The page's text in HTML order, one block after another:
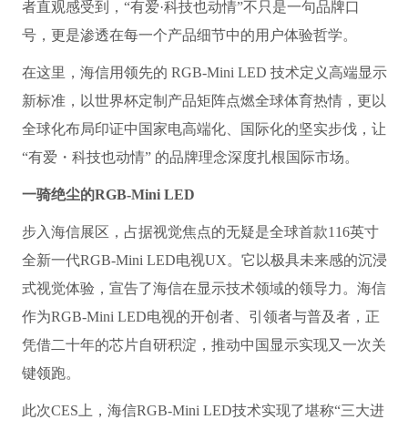
者直观感受到，“有爱·科技也动情”不只是一句品牌口
号，更是渗透在每一个产品细节中的用户体验哲学。
在这里，海信用领先的 RGB-Mini LED 技术定义高端显示
新标准，以世界杯定制产品矩阵点燃全球体育热情，更以
全球化布局印证中国家电高端化、国际化的坚实步伐，让
“有爱・科技也动情” 的品牌理念深度扎根国际市场。
一骑绝尘的RGB-Mini LED
步入海信展区，占据视觉焦点的无疑是全球首款116英寸
全新一代RGB-Mini LED电视UX。它以极具未来感的沉浸
式视觉体验，宣告了海信在显示技术领域的领导力。海信
作为RGB-Mini LED电视的开创者、引领者与普及者，正
凭借二十年的芯片自研积淀，推动中国显示实现又一次关
键领跑。
此次CES上，海信RGB-Mini LED技术实现了堪称“三大进